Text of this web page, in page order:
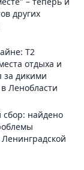
других
Т2
отдыха и
за дикими
Ленобласти
найдено